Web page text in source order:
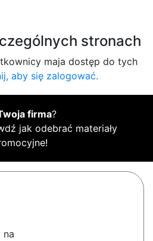
stronach
maja dostęp do tych
aby się zalogować.
firma?
jak odebrać materiały
na